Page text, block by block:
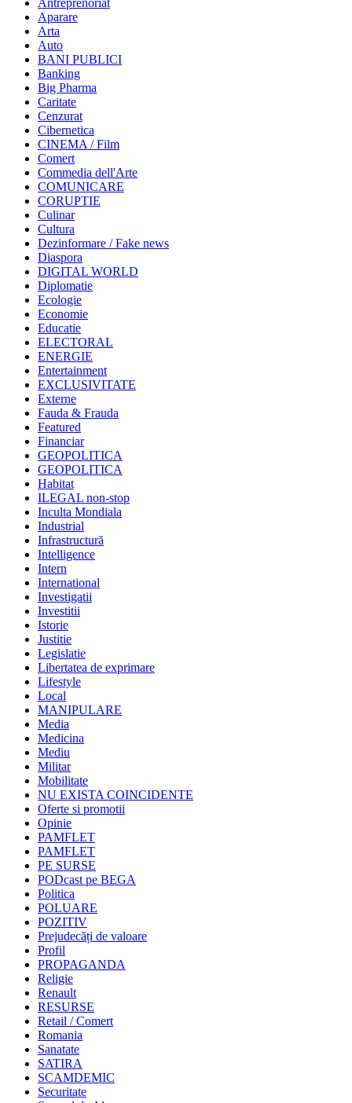
Antreprenoriat
Aparare
Arta
Auto
BANI PUBLICI
Banking
Big Pharma
Caritate
Cenzurat
Cibernetica
CINEMA / Film
Comert
Commedia dell'Arte
COMUNICARE
CORUPTIE
Culinar
Cultura
Dezinformare / Fake news
Diaspora
DIGITAL WORLD
Diplomatie
Ecologie
Economie
Educatie
ELECTORAL
ENERGIE
Entertainment
EXCLUSIVITATE
Externe
Fauda & Frauda
Featured
Financiar
GEOPOLITICA
GEOPOLITICA
Habitat
ILEGAL non-stop
Inculta Mondiala
Industrial
Infrastructură
Intelligence
Intern
International
Investigatii
Investitii
Istorie
Justitie
Legislatie
Libertatea de exprimare
Lifestyle
Local
MANIPULARE
Media
Medicina
Mediu
Militar
Mobilitate
NU EXISTA COINCIDENTE
Oferte si promotii
Opinie
PAMFLET
PAMFLET
PE SURSE
PODcast pe BEGA
Politica
POLUARE
POZITIV
Prejudecăți de valoare
Profil
PROPAGANDA
Religie
Renault
RESURSE
Retail / Comert
Romania
Sanatate
SATIRA
SCAMDEMIC
Securitate